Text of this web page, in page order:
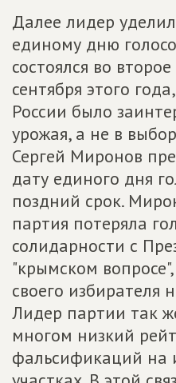
Далее лидер
единому дню
состоялся во
сентября этого
России было
урожая, а не в
Сергей Миронов
дату единого дня
поздний срок.
партия потеряла
солидарности с
"крымском
своего избирателя
Лидер партии так
многом низкий
фальсификаций на